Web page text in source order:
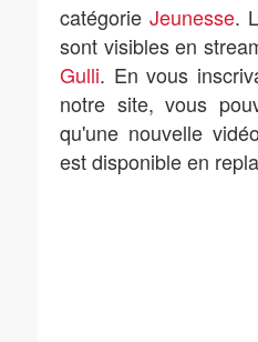
catégorie Jeunesse.
sont visibles en
Gulli. En vous
notre site, vous
qu'une nouvelle
est disponible en